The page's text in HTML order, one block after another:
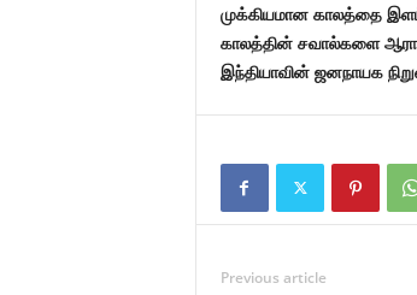
முக்கியமான காலத்தை
காலத்தின் சவால்களை
இந்தியாவின் ஜனநாயக
Previous article